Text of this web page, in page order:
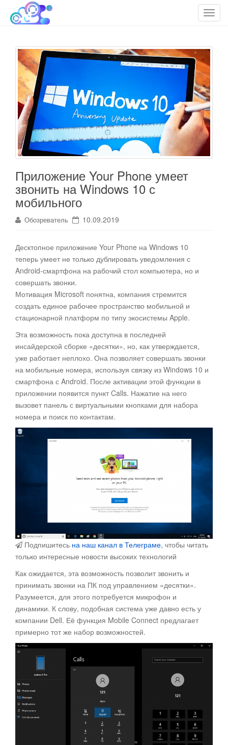
T
g
n
a
v
i
g
t
Облако технологий
cloudteh.ru
Приложение Your Phone умеет
звонить на Windows 10 с
мобильного
Обозреватель 10.09.2019
Десктопное приложение Your Phone на Windows 10
теперь умеет не только дублировать уведомления с
Android-смартфона на рабочий стол компьютера, но и
совершать звонки.
Мотивация Microsoft понятна, компания стремится
создать единое рабочее пространство мобильной и
стационарной платформ по типу экосистемы Apple.
Эта возможность пока доступна в последней
инсайдерской сборке «десятки», но, как утверждается,
уже работает неплохо. Она позволяет совершать звонки
на мобильные номера, используя связку из Windows 10 и
смартфона с Android. После активации этой функции в
приложении появится пункт Calls. Нажатие на него
вызовет панель с виртуальными кнопками для набора
номера и поиск по контактам.
Подпишитесь на наш канал в Телеграме, чтобы читать
только интересные новости высоких технологий
Как ожидается, эта возможность позволит звонить и
принимать звонки на ПК под управлением «десятки».
Разумеется, для этого потребуется микрофон и
динамики. К слову, подобная система уже давно есть у
компании Dell. Её функция Mobile Connect предлагает
примерно тот же набор возможностей.